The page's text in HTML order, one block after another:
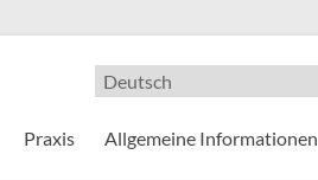
Praxis Allgemeine Informationen